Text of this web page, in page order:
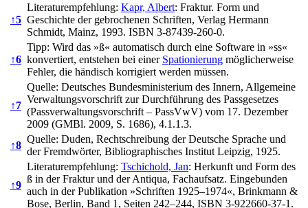
↑5
Literaturempfehlung: Kapr, Albert: Fraktur. Form und
Geschichte der gebrochenen Schriften, Verlag Hermann
Schmidt, Mainz, 1993. ISBN 3-87439-260-0.
↑6
Tipp: Wird das »ß« automatisch durch eine Software in »ss«
konvertiert, entstehen bei einer Spationierung möglicherweise
Fehler, die händisch korrigiert werden müssen.
↑7
Quelle: Deutsches Bundesministerium des Innern, Allgemeine
Verwaltungsvorschrift zur Durchführung des Passgesetzes
(Passverwaltungsvorschrift – PassVwV) vom 17. Dezember
2009 (GMBl. 2009, S. 1686), 4.1.1.3.
↑8
Quelle: Duden, Rechtschreibung der Deutsche Sprache und
der Fremdwörter, Bibliographisches Institut Leipzig, 1925.
↑9
Literaturempfehlung: Tschichold, Jan: Herkunft und Form des
ß in der Fraktur und der Antiqua, Fachaufsatz. Eingebunden
auch in der Publikation »Schriften 1925–1974«, Brinkmann &
Bose, Berlin, Band 1, Seiten 242–244, ISBN 3-922660-37-1.